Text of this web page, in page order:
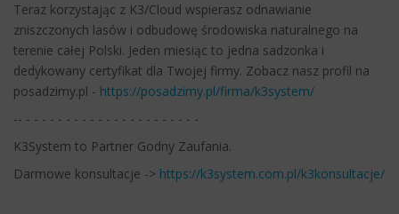
Teraz korzystając z K3/Cloud wspierasz odnawianie
zniszczonych lasów i odbudowę środowiska naturalnego na
terenie całej Polski. Jeden miesiąc to jedna sadzonka i
dedykowany certyfikat dla Twojej firmy. Zobacz nasz profil na
posadzimy.pl - https://posadzimy.pl/firma/k3system/
-- - - - - - - - - - - - - - - - - - - - - - -
K3System to Partner Godny Zaufania.
Darmowe konsultacje -> https://k3system.com.pl/k3konsultacje/